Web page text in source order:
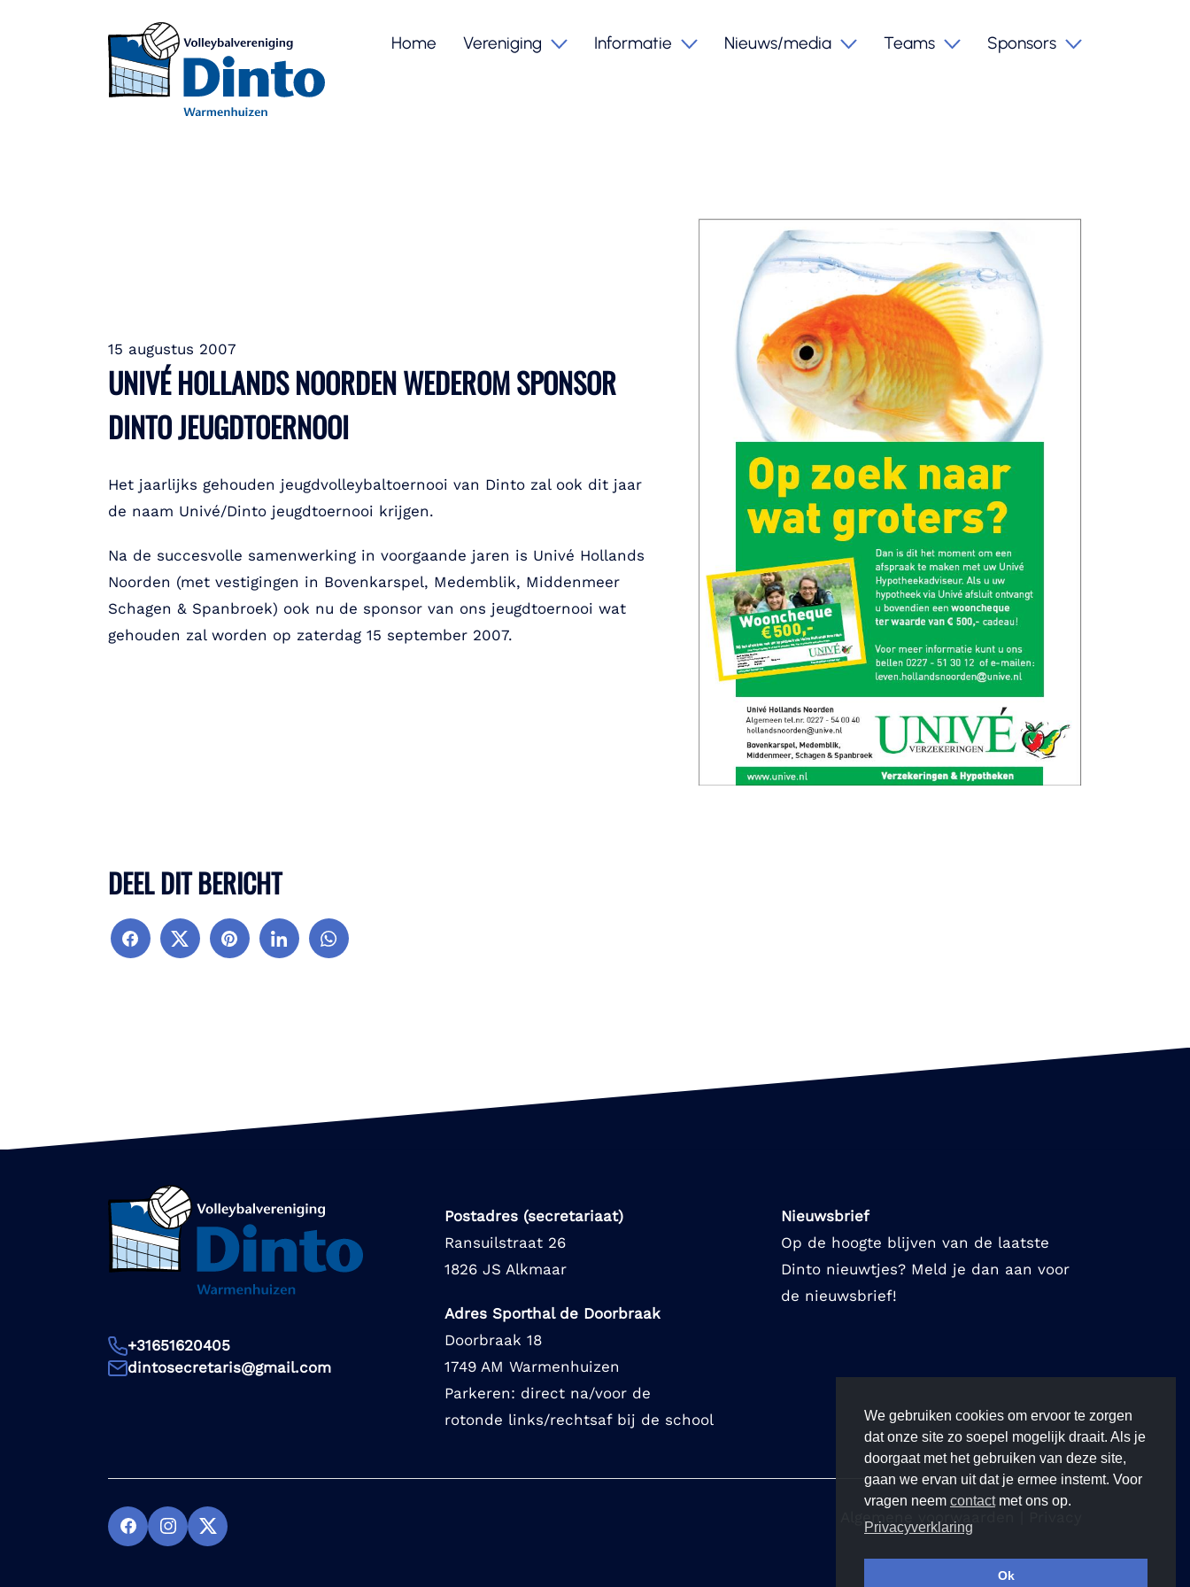
Home Vereniging Informatie Nieuws/media Teams Sponsors
15 augustus 2007
UNIVÉ HOLLANDS NOORDEN WEDEROM SPONSOR
DINTO JEUGDTOERNOOI
Het jaarlijks gehouden jeugdvolleybaltoernooi van Dinto zal ook dit jaar
de naam Univé/Dinto jeugdtoernooi krijgen.
Na de succesvolle samenwerking in voorgaande jaren is Univé Hollands
Noorden (met vestigingen in Bovenkarspel, Medemblik, Middenmeer
Schagen & Spanbroek) ook nu de sponsor van ons jeugdtoernooi wat
gehouden zal worden op zaterdag 15 september 2007.
DEEL DIT BERICHT
+31651620405
dintosecretaris@gmail.com
Postadres (secretariaat)
Ransuilstraat 26
1826 JS Alkmaar
Adres Sporthal de Doorbraak
Doorbraak 18
1749 AM Warmenhuizen
Parkeren: direct na/voor de
rotonde links/rechtsaf bij de school
Nieuwsbrief
Op de hoogte blijven van de laatste
Dinto nieuwtjes? Meld je dan aan voor
de nieuwsbrief!
We gebruiken cookies om ervoor te zorgen
dat onze site zo soepel mogelijk draait. Als je
doorgaat met het gebruiken van deze site,
gaan we ervan uit dat je ermee instemt. Voor
vragen neem contactmet ons op.
Privacyverklaring
Ok